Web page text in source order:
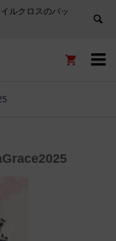
ルクロスのバッ

